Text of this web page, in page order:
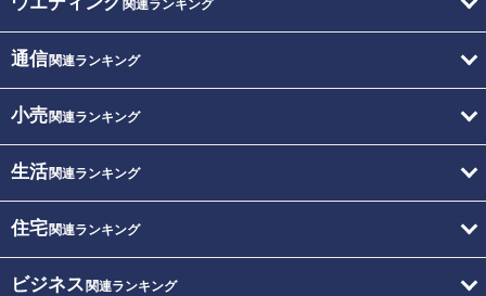
関連ランキング
通信関連ランキング
小売関連ランキング
生活関連ランキング
住宅関連ランキング
ビジネス 関連ランキング